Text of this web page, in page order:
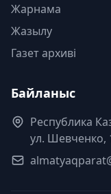
Жарнама
Жазылу
Газет архиві
Байланыс
Республика
ул. Шевченко,